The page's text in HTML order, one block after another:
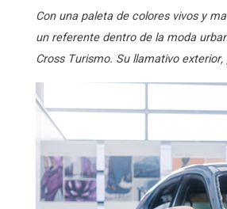
Con una paleta de colores vivos y
un referente dentro de la moda
Cross Turismo. Su llamativo